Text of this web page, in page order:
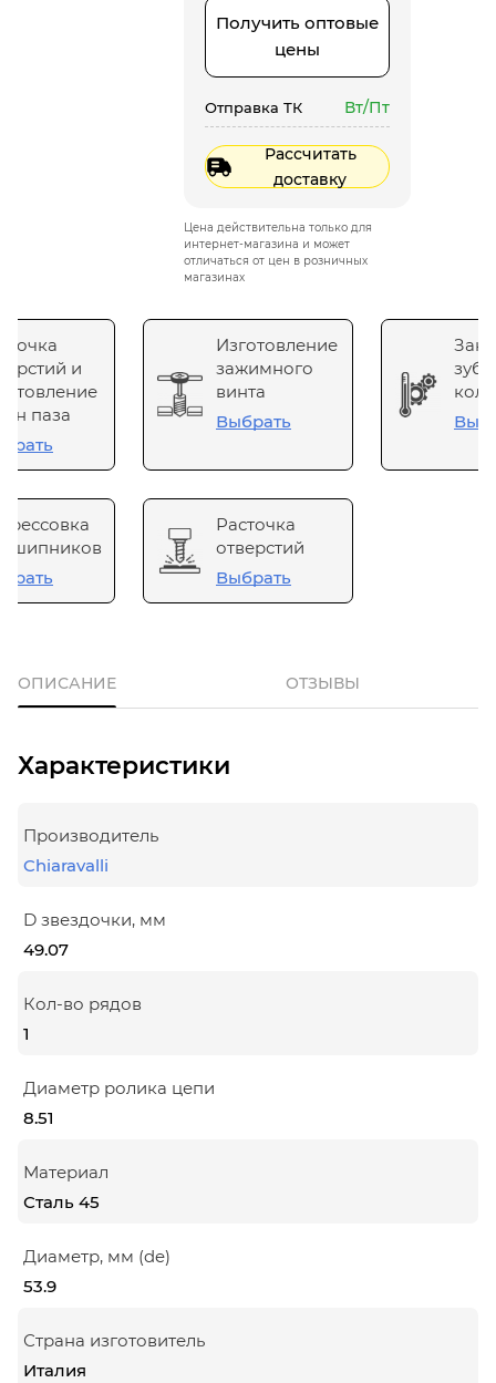
Получить оптовые
цены
Отправка ТК Вт/Пт
Рассчитать
доставку
Цена действительна только для
интернет-магазина и может
отличаться от цен в розничных
магазинах
и
паза
Изготовление
зажимного
винта
Выбрать
Расточка
отверстий
Выбрать
ОПИСАНИЕ ОТЗЫВЫ
Характеристики
Производитель
Chiaravalli
D звездочки, мм
49.07
Кол-во рядов
1
Диаметр ролика цепи
8.51
Материал
Сталь 45
Диаметр, мм (de)
53.9
Страна изготовитель
Италия